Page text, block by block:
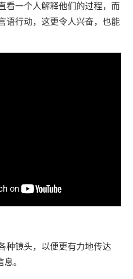
看一个人解释他们的过程，而
语行动，这更令人兴奋，也能
种镜头，以便更有力地传达
。